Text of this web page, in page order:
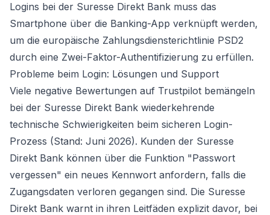
Logins bei der Suresse Direkt Bank muss das
Smartphone über die Banking-App verknüpft werden,
um die europäische Zahlungsdiensterichtlinie PSD2
durch eine Zwei-Faktor-Authentifizierung zu erfüllen.
Probleme beim Login: Lösungen und Support
Viele negative Bewertungen auf Trustpilot bemängeln
bei der Suresse Direkt Bank wiederkehrende
technische Schwierigkeiten beim sicheren Login-
Prozess (Stand: Juni 2026). Kunden der Suresse
Direkt Bank können über die Funktion "Passwort
vergessen" ein neues Kennwort anfordern, falls die
Zugangsdaten verloren gegangen sind. Die Suresse
Direkt Bank warnt in ihren Leitfäden explizit davor, bei